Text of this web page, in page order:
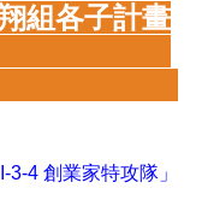
組各子計畫
】
3-4 創業家特攻隊」